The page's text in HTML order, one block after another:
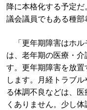
降に本格化する予定
議会議員でもある種部
「更年期障害はホル
は、老年期の医療・
す。更年期障害を放
します。月経トラブ
る体調不良などは、
くありません。少し